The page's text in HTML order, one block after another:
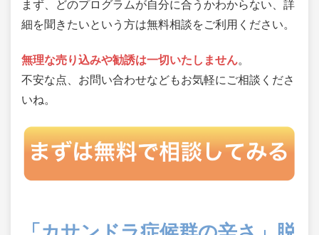
まず、どのプログラムが自分に合うかわからない、詳
細を聞きたいという方は無料相談をご利用ください。
無理な売り込みや勧誘は一切いたしません。
不安な点、お問い合わせなどもお気軽にご相談くださ
いね。